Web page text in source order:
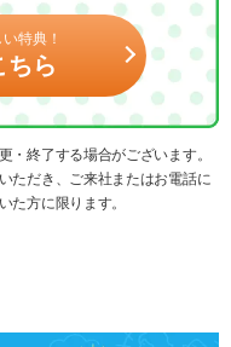
特典！
ちら
終了する場合がございます。
ただき、ご来社またはお電話に
た方に限ります。